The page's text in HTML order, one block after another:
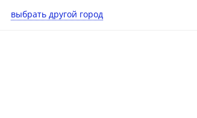
выбрать другой город